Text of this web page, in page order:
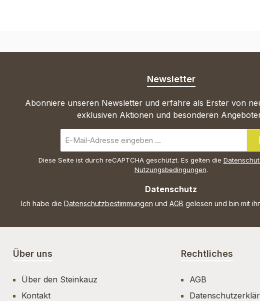
Newsletter
Abonniere unseren Newsletter und erfahre als Erster von
exklusiven Aktionen und besonderen
Mail-
Diese Seite ist durch reCAPTCHA geschützt. Es gelten die
Nutzungsbedingungen.
Datenschutz
Ich habe die Datenschutzbestimmungen und AGB gelesen und bin mit
Über uns
Über den Steinkauz
Kontakt
Rechtliches
AGB